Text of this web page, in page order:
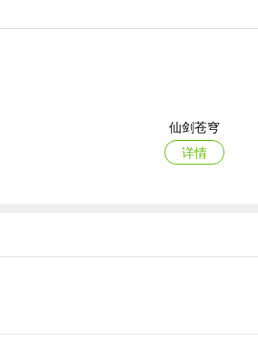
仙剑苍穹
详情
巴雄天下